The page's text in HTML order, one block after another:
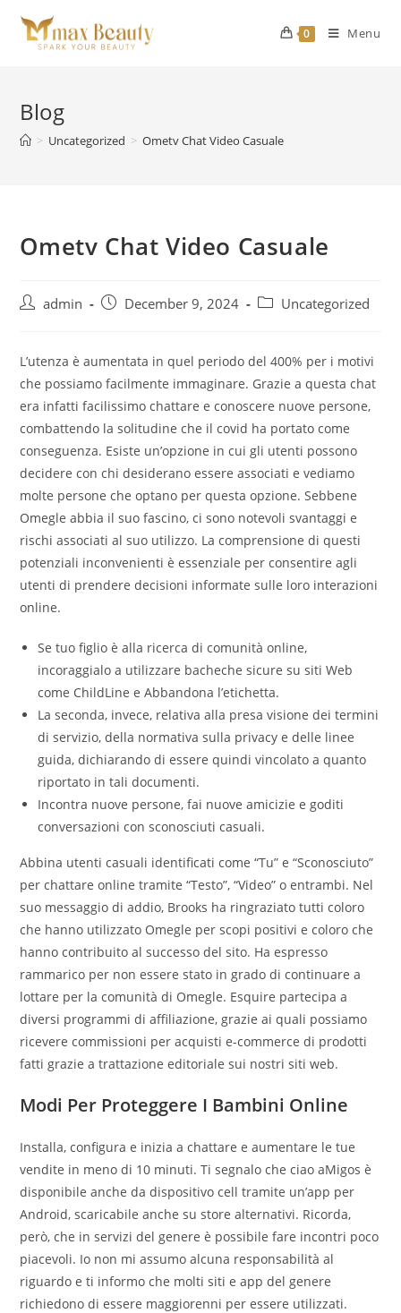
content
0 Menu
Blog
> Uncategorized > Ometv Chat Video Casuale
Ometv Chat Video Casuale
Postadmin
PostDecember 9, 2024
PostUncategorized
L’utenza è aumentata in quel periodo del 400% per i motivi
che possiamo facilmente immaginare. Grazie a questa chat
era infatti facilissimo chattare e conoscere nuove persone,
combattendo la solitudine che il covid ha portato come
conseguenza. Esiste un’opzione in cui gli utenti possono
decidere con chi desiderano essere associati e vediamo
molte persone che optano per questa opzione. Sebbene
Omegle abbia il suo fascino, ci sono notevoli svantaggi e
rischi associati al suo utilizzo. La comprensione di questi
potenziali inconvenienti è essenziale per consentire agli
utenti di prendere decisioni informate sulle loro interazioni
online.
Se tuo figlio è alla ricerca di comunità online,
incoraggialo a utilizzare bacheche sicure su siti Web
come ChildLine e Abbandona l’etichetta.
La seconda, invece, relativa alla presa visione dei termini
di servizio, della normativa sulla privacy e delle linee
guida, dichiarando di essere quindi vincolato a quanto
riportato in tali documenti.
Incontra nuove persone, fai nuove amicizie e goditi
conversazioni con sconosciuti casuali.
Abbina utenti casuali identificati come “Tu” e “Sconosciuto”
per chattare online tramite “Testo”, “Video” o entrambi. Nel
suo messaggio di addio, Brooks ha ringraziato tutti coloro
che hanno utilizzato Omegle per scopi positivi e coloro che
hanno contribuito al successo del sito. Ha espresso
rammarico per non essere stato in grado di continuare a
lottare per la comunità di Omegle. Esquire partecipa a
diversi programmi di affiliazione, grazie ai quali possiamo
ricevere commissioni per acquisti e-commerce di prodotti
fatti grazie a trattazione editoriale sui nostri siti web.
Modi Per Proteggere I Bambini Online
Installa, configura e inizia a chattare e aumentare le tue
vendite in meno di 10 minuti. Ti segnalo che ciao aMigos è
disponibile anche da dispositivo cell tramite un’app per
Android, scaricabile anche su store alternativi. Ricorda,
però, che in servizi del genere è possibile fare incontri poco
piacevoli. Io non mi assumo alcuna responsabilità al
riguardo e ti informo che molti siti e app del genere
richiedono di essere maggiorenni per essere utilizzati.